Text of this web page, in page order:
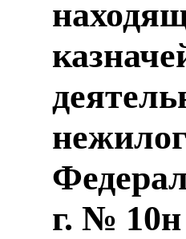
г. № 10н